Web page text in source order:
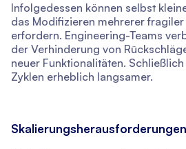
Infolgedessen können selbst
das Modifizieren mehrerer fragiler
erfordern. Engineering-Teams
der Verhinderung von
neuer Funktionalitäten.
Zyklen erheblich langsamer.
Skalierungsherausforderungen